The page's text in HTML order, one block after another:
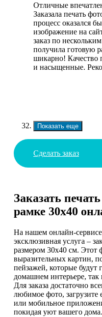
Отличные
Заказала печать
процесс оказался
изображение на
заказ по
получила готовую
шикарно! Качество
и насыщенные.
Показать еще
Сделать заказ
Заказать
рамке 30х40
На нашем онлайн-
эксклюзивная услуга –
размером 30х40 см. Этот
выразительных картин,
пейзажей, которые будут
домашнем интерьере,
Для заказа достаточно
любимое фото, загрузите
или мобильное
покидая уют вашего дома.